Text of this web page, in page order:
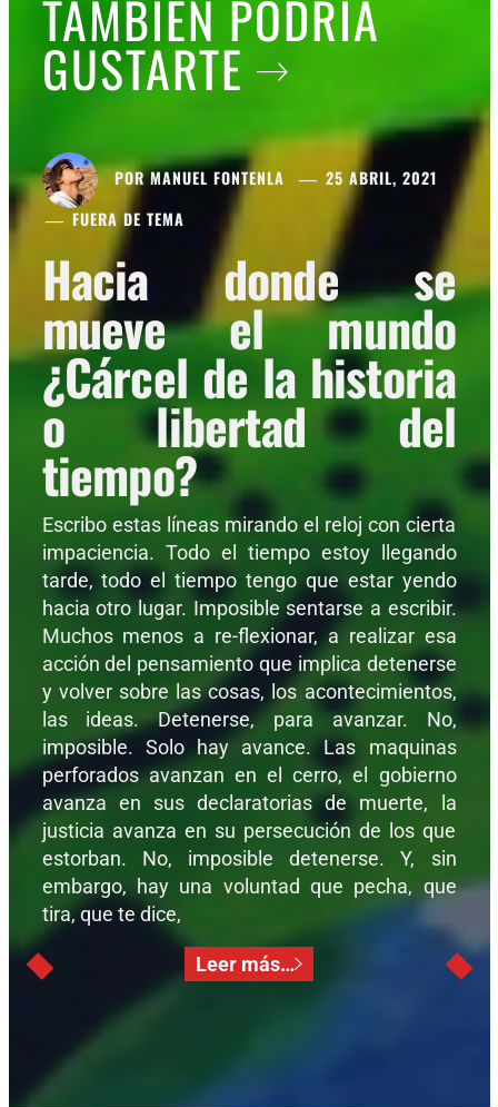
TAMBIÉN PODRÍA
GUSTARTE
PORMANUEL FONTENLA
25 ABRIL, 2021
FUERA DE TEMA
Hacia donde se
mueve el mundo
¿Cárcel de la historia
o libertad del
tiempo?
Escribo estas líneas mirando el reloj con cierta
impaciencia. Todo el tiempo estoy llegando
tarde, todo el tiempo tengo que estar yendo
hacia otro lugar. Imposible sentarse a escribir.
Muchos menos a re-flexionar, a realizar esa
acción del pensamiento que implica detenerse
y volver sobre las cosas, los acontecimientos,
las ideas. Detenerse, para avanzar. No,
imposible. Solo hay avance. Las maquinas
perforados avanzan en el cerro, el gobierno
avanza en sus declaratorias de muerte, la
justicia avanza en su persecución de los que
estorban. No, imposible detenerse. Y, sin
embargo, hay una voluntad que pecha, que
tira, que te dice,
Leer más…